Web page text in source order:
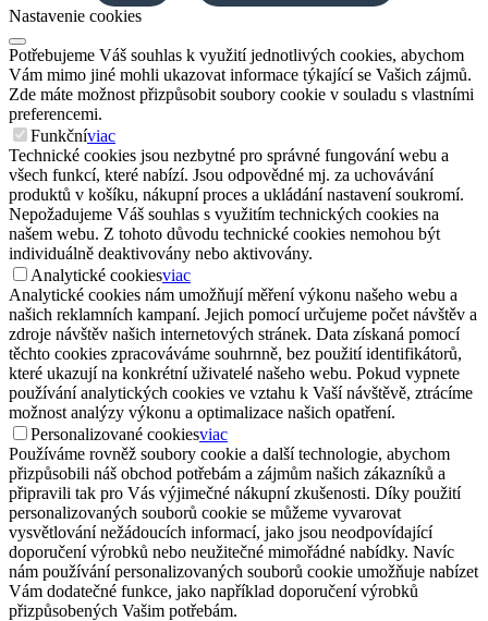
Nastavenie cookies
Potřebujeme Váš souhlas k využití jednotlivých cookies, abychom
Vám mimo jiné mohli ukazovat informace týkající se Vašich zájmů.
Zde máte možnost přizpůsobit soubory cookie v souladu s vlastními
preferencemi.
Funkčníviac
Technické cookies jsou nezbytné pro správné fungování webu a
všech funkcí, které nabízí. Jsou odpovědné mj. za uchovávání
produktů v košíku, nákupní proces a ukládání nastavení soukromí.
Nepožadujeme Váš souhlas s využitím technických cookies na
našem webu. Z tohoto důvodu technické cookies nemohou být
individuálně deaktivovány nebo aktivovány.
Analytické cookiesviac
Analytické cookies nám umožňují měření výkonu našeho webu a
našich reklamních kampaní. Jejich pomocí určujeme počet návštěv a
zdroje návštěv našich internetových stránek. Data získaná pomocí
těchto cookies zpracováváme souhrnně, bez použití identifikátorů,
které ukazují na konkrétní uživatelé našeho webu. Pokud vypnete
používání analytických cookies ve vztahu k Vaší návštěvě, ztrácíme
možnost analýzy výkonu a optimalizace našich opatření.
Personalizované cookiesviac
Používáme rovněž soubory cookie a další technologie, abychom
přizpůsobili náš obchod potřebám a zájmům našich zákazníků a
připravili tak pro Vás výjimečné nákupní zkušenosti. Díky použití
personalizovaných souborů cookie se můžeme vyvarovat
vysvětlování nežádoucích informací, jako jsou neodpovídající
doporučení výrobků nebo neužitečné mimořádné nabídky. Navíc
nám používání personalizovaných souborů cookie umožňuje nabízet
Vám dodatečné funkce, jako například doporučení výrobků
přizpůsobených Vašim potřebám.